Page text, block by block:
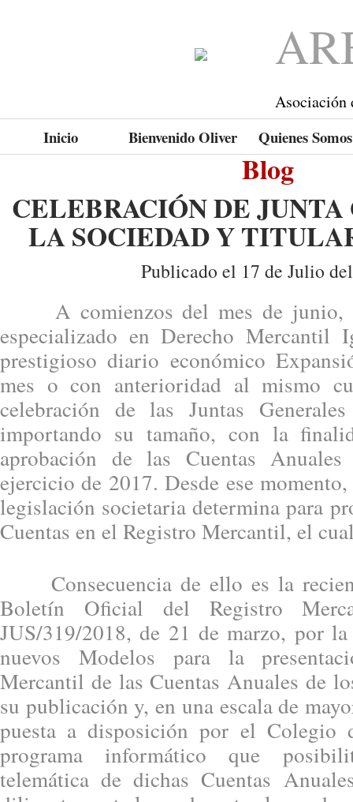
Asociación
Inicio
Bienvenido Oliver Quienes Somos
Blog
CELEBRACIÓN DE
LA SOCIEDAD Y
Publicado el 17 de Julio
A comienzos del mes de junio,
especializado en Derecho
prestigioso diario económico
mes o con anterioridad al mismo
celebración de las Juntas
importando su tamaño, con la
aprobación de las Cuentas Anuales
ejercicio de 2017. Desde ese
legislación societaria determina para
Cuentas en el Registro Mercantil, el
Consecuencia de ello es la
Boletín Oficial del Registro
JUS/319/2018, de 21 de marzo, por
nuevos Modelos para la
Mercantil de las Cuentas Anuales de
su publicación y, en una escala de
puesta a disposición por el Colegio
programa informático que
telemática de dichas Cuentas